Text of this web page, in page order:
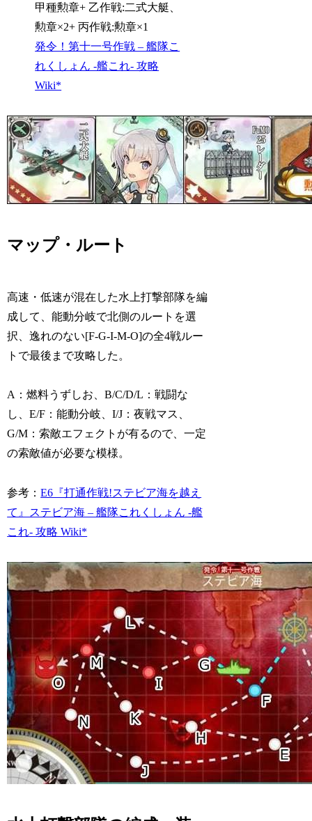
甲種勲章+ 乙作戦:二式大艇、
勲章×2+ 丙作戦:勲章×1
発令！第十一号作戦 – 艦隊こ
れくしょん -艦これ- 攻略
Wiki*
マップ・ルート
高速・低速が混在した水上打撃部隊を編
成して、能動分岐で北側のルートを選
択、逸れのない[F-G-I-M-O]の全4戦ルー
トで最後まで攻略した。
A：燃料うずしお、B/C/D/L：戦闘な
し、E/F：能動分岐、I/J：夜戦マス、
G/M：索敵エフェクトが有るので、一定
の索敵値が必要な模様。
参考：E6『打通作戦!ステビア海を越え
て』ステビア海 – 艦隊これくしょん -艦
これ- 攻略 Wiki*